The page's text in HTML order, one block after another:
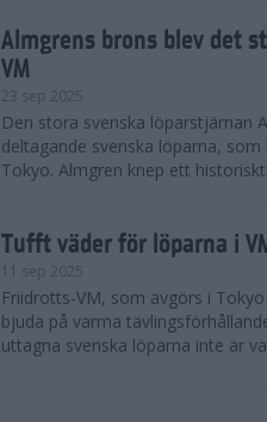
Almgrens brons blev det
VM
23 sep 2025
Den stora svenska löparstjärnan
deltagande svenska löparna,
Tokyo. Almgren knep ett
Tufft väder för löparna i
11 sep 2025
Friidrotts-VM, som avgörs i
bjuda på varma
uttagna svenska löparna inte är